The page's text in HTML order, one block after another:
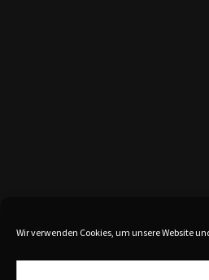
Wir verwenden Cookies, um unsere Website